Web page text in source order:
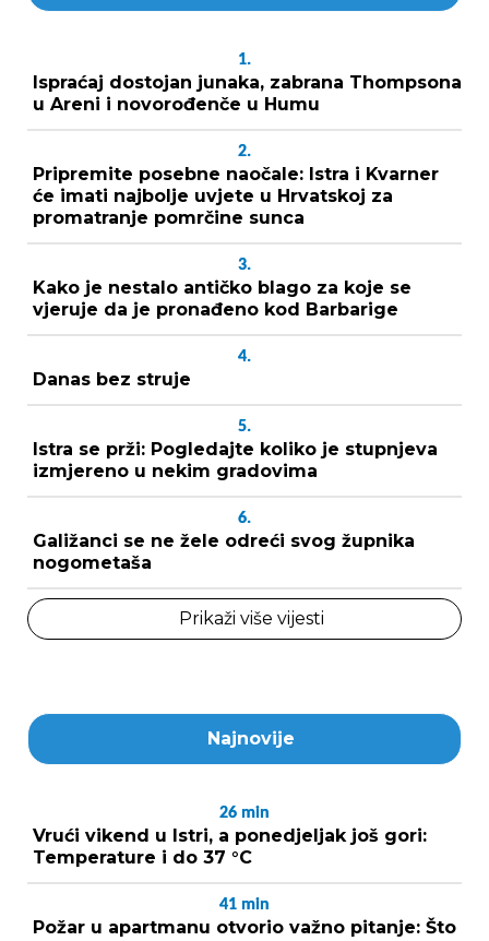
1.
Ispraćaj dostojan junaka, zabrana Thompsona
u Areni i novorođenče u Humu
2.
Pripremite posebne naočale: Istra i Kvarner
će imati najbolje uvjete u Hrvatskoj za
promatranje pomrčine sunca
3.
Kako je nestalo antičko blago za koje se
vjeruje da je pronađeno kod Barbarige
4.
Danas bez struje
5.
Istra se prži: Pogledajte koliko je stupnjeva
izmjereno u nekim gradovima
6.
Galižanci se ne žele odreći svog župnika
nogometaša
Prikaži više vijesti
Najnovije
26 min
Vrući vikend u Istri, a ponedjeljak još gori:
Temperature i do 37 °C
41 min
Požar u apartmanu otvorio važno pitanje: Što